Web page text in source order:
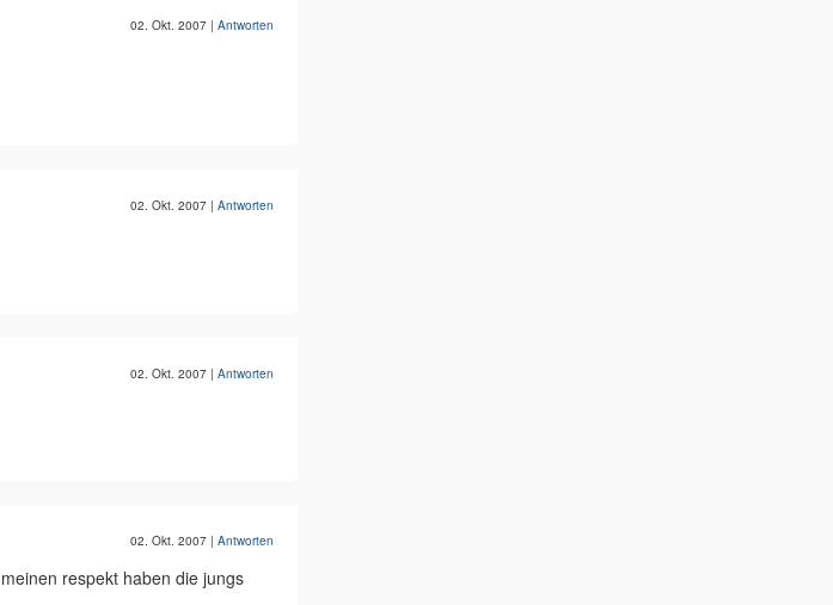
02. Okt. 2007 | Antworten
02. Okt. 2007 | Antworten
02. Okt. 2007 | Antworten
02. Okt. 2007 | Antworten
respekt haben die jungs